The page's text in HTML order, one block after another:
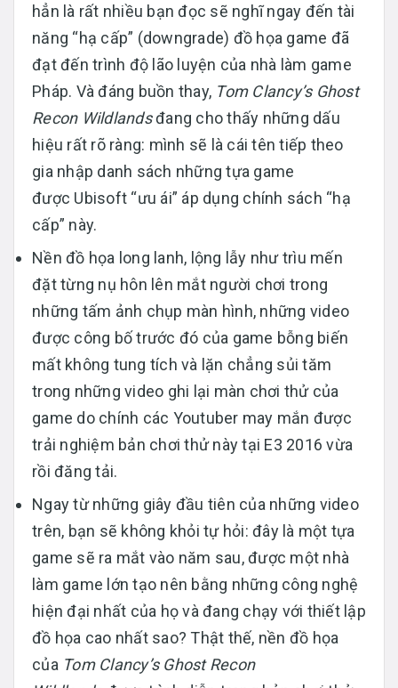
hẳn là rất nhiều bạn đọc sẽ nghĩ ngay đến tài
năng “hạ cấp” (downgrade) đồ họa game đã
đạt đến trình độ lão luyện của nhà làm game
Pháp. Và đáng buồn thay, Tom Clancy’s Ghost
Recon Wildlandsđang cho thấy những dấu
hiệu rất rõ ràng: mình sẽ là cái tên tiếp theo
gia nhập danh sách những tựa game
được Ubisoft “ưu ái” áp dụng chính sách “hạ
cấp” này.
Nền đồ họa long lanh, lộng lẫy như trìu mến
đặt từng nụ hôn lên mắt người chơi trong
những tấm ảnh chụp màn hình, những video
được công bố trước đó của game bỗng biến
mất không tung tích và lặn chẳng sủi tăm
trong những video ghi lại màn chơi thử của
game do chính các Youtuber may mắn được
trải nghiệm bản chơi thử này tại E3 2016 vừa
rồi đăng tải.
Ngay từ những giây đầu tiên của những video
trên, bạn sẽ không khỏi tự hỏi: đây là một tựa
game sẽ ra mắt vào năm sau, được một nhà
làm game lớn tạo nên bằng những công nghệ
hiện đại nhất của họ và đang chạy với thiết lập
đồ họa cao nhất sao? Thật thế, nền đồ họa
của Tom Clancy’s Ghost Recon